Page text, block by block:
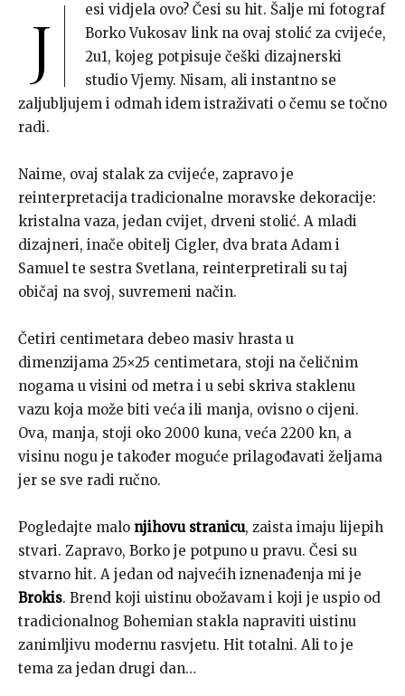
J
esi vidjela ovo? Česi su hit. Šalje mi fotograf
Borko Vukosav link na ovaj stolić za cvijeće,
2u1, kojeg potpisuje češki dizajnerski
studio Vjemy. Nisam, ali instantno se
zaljubljujem i odmah idem istraživati o čemu se točno
radi.
Naime, ovaj stalak za cvijeće, zapravo je
reinterpretacija tradicionalne moravske dekoracije:
kristalna vaza, jedan cvijet, drveni stolić. A mladi
dizajneri, inače obitelj Cigler, dva brata Adam i
Samuel te sestra Svetlana, reinterpretirali su taj
običaj na svoj, suvremeni način.
Četiri centimetara debeo masiv hrasta u
dimenzijama 25×25 centimetara, stoji na čeličnim
nogama u visini od metra i u sebi skriva staklenu
vazu koja može biti veća ili manja, ovisno o cijeni.
Ova, manja, stoji oko 2000 kuna, veća 2200 kn, a
visinu nogu je također moguće prilagođavati željama
jer se sve radi ručno.
Pogledajte malo njihovu stranicu, zaista imaju lijepih
stvari. Zapravo, Borko je potpuno u pravu. Česi su
stvarno hit. A jedan od najvećih iznenađenja mi je
Brokis. Brend koji uistinu obožavam i koji je uspio od
tradicionalnog Bohemian stakla napraviti uistinu
zanimljivu modernu rasvjetu. Hit totalni. Ali to je
tema za jedan drugi dan…